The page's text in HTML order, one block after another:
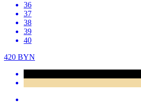
36
37
38
39
40
420 BYN